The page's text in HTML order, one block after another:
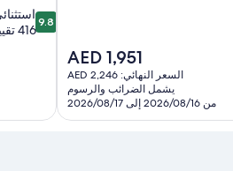
السعر
الحالي
هو
AED
1,951
AED 1,951
السعر النهائي: AED 2,246
يشمل الضرائب والرسوم
من 2026/08/16 إلى 2026/08/17
9.8
من
9.8
416 تقييمًا